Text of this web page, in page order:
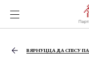
ВЯРНУЦЦА ДА СПІСУ